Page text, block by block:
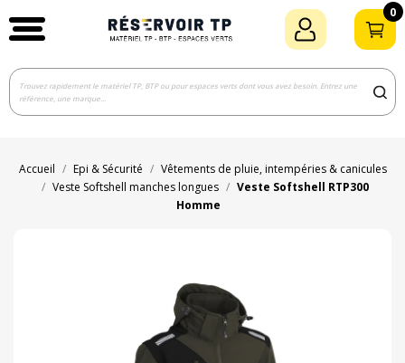
0
Accueil Epi & Sécurité
Vêtements de pluie, intempéries & canicules
Veste Softshell manches longues
Veste Softshell RTP300
Homme